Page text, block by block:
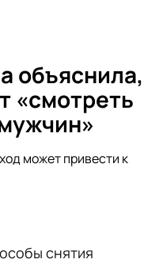
объяснила,
«смотреть
может привести к
снятия